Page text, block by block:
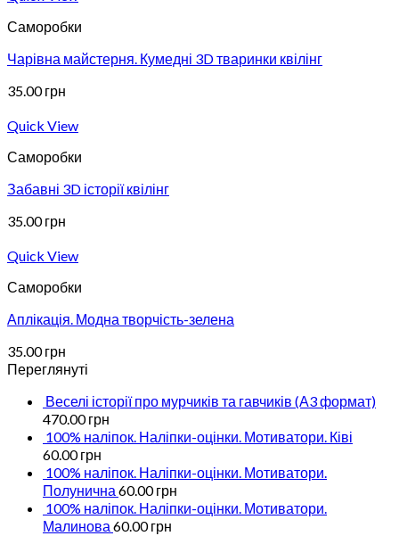
Саморобки
Чарівна майстерня. Кумедні 3D тваринки квілінг
35.00грн
Quick View
Саморобки
Забавні 3D історії квілінг
35.00грн
Quick View
Саморобки
Аплікація. Модна творчість-зелена
35.00грн
Переглянуті
Веселі історії про мурчиків та гавчиків (А3 формат)
470.00грн
100% наліпок. Наліпки-оцінки. Мотиватори. Ківі
60.00грн
100% наліпок. Наліпки-оцінки. Мотиватори.
Полунична 60.00грн
100% наліпок. Наліпки-оцінки. Мотиватори.
Малинова 60.00грн